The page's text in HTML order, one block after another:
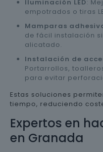
Iluminación LED:
empotrados o tiras
Mamparas
de fácil instalación
alicatado.
Instalación de
Portarrollos,
para evitar
Estas soluciones
tiempo, reduciendo
Expertos en
en Granada